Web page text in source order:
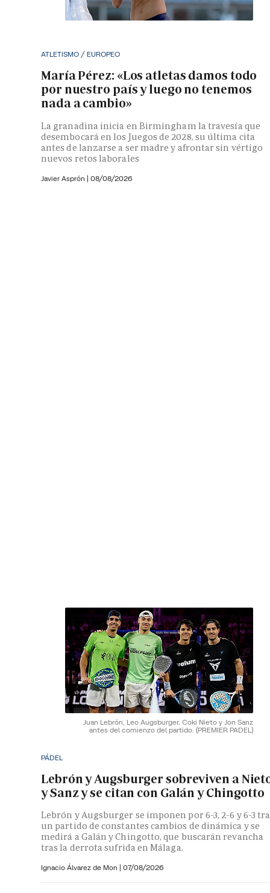
ATLETISMO / EUROPEO
María Pérez: «Los atletas damos todo
por nuestro país y luego no tenemos
nada a cambio»
La granadina inicia en Birmingham la travesía que
desembocará en los Juegos de 2028, su última cita
antes de lanzarse a ser madre y afrontar sin vértigo
nuevos retos laborales
Javier Asprón | 08/08/2026
Juan Lebrón, Leo Augsburger, Coki Nieto y Jon Sanz
antes del comienzo del partido. (PREMIER PADEL)
PÁDEL
Lebrón y Augsburger sobreviven a
y Sanz y se citan con Galán y Chingotto
Lebrón y Augsburger se imponen por 6-3, 2-6 y 6-3
un partido de constantes cambios de dinámica y se
medirá a Galán y Chingotto, que buscarán revancha
tras la derrota sufrida en Málaga.
Ignacio Álvarez de Mon | 07/08/2026